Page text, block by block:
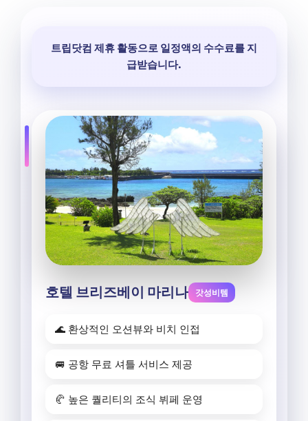
트립닷컴 제휴 활동으로 일정액의 수수료를 지
급받습니다.
호텔 브리즈베이 마리나 갓성비템
🌊 환상적인 오션뷰와 비치 인접
🚐 공항 무료 셔틀 서비스 제공
🥐 높은 퀄리티의 조식 뷔페 운영